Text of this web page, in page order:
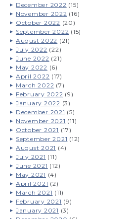
December 2022 (15)
November 2022 (16)
October 2022 (20)
September 2022 (15)
August 2022 (21)
July 2022 (22)
June 2022 (21)
May 2022 (6)
April 2022 (17)
March 2022 (7)
February 2022 (9)
January 2022 (3)
December 2021 (5)
November 2021 (11)
October 2021 (17)
September 2021 (12)
August 2021 (4)
July 2021 (11)
June 2021 (12)
May 2021 (4)
April 2021 (2)
March 2021 (11)
February 2021 (9)
January 2021 (3)